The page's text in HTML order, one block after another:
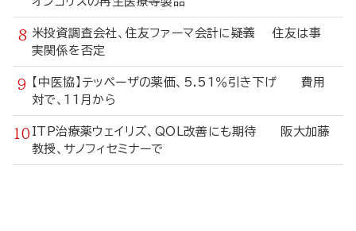
米投資調査会社、住友ファーマ会計に疑義 住友は事
実関係を否定
【中医協】テッペーザの薬価、5.51％引き下げ 費用
対で、11月から
ITP治療薬ウェイリズ、QOL改善にも期待 阪大加藤
教授、サノフィセミナーで